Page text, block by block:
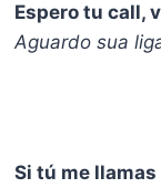
Espero tu call,
Aguardo sua
Si tú me llamas